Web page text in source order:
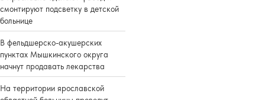
смонтируют подсветку в детской
больнице
В фельдшерско-акушерских
пунктах Мышкинского округа
начнут продавать лекарства
На территории ярославской